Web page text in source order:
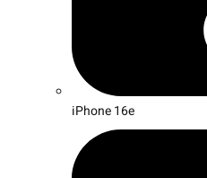
iPhone 16e